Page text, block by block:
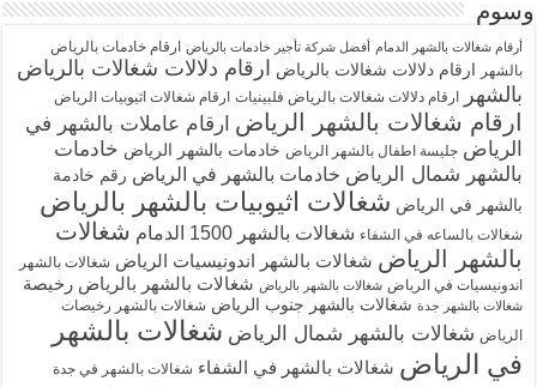
وسوم
أرقام شغالات بالشهر الدمام أفضل شركة تأجير خادمات بالرياض
ارقام خادمات بالرياض
بالشهر
ارقام دلالات شغالات بالرياض ارقام دلالات شغالات بالرياض
بالشهر
ارقام دلالات شغالات بالرياض فلبينيات ارقام شغالات اثيوبيات الرياض
ارقام شغالات بالشهر الرياض ارقام عاملات بالشهر في
الرياض جليسة اطفال بالشهر الرياض خادمات بالشهر الرياض خادمات
بالشهر شمال الرياض خادمات بالشهر في الرياض رقم خادمة
بالشهر في الرياض شغالات اثيوبيات بالشهر بالرياض
شغالات بالساعه في الشفاء شغالات بالشهر 1500 الدمام
شغالات
بالشهر الرياض شغالات بالشهر اندونيسيات الرياض شغالات بالشهر
اندونيسيات في الرياض شغالات بالشهر بالرياض شغالات بالشهر بالرياض رخيصة
شغالات بالشهر جدة شغالات بالشهر جنوب الرياض شغالات بالشهر رخيصات
الرياض شغالات بالشهر شمال الرياض شغالات بالشهر
في الرياض شغالات بالشهر في الشفاء شغالات بالشهر في جدة